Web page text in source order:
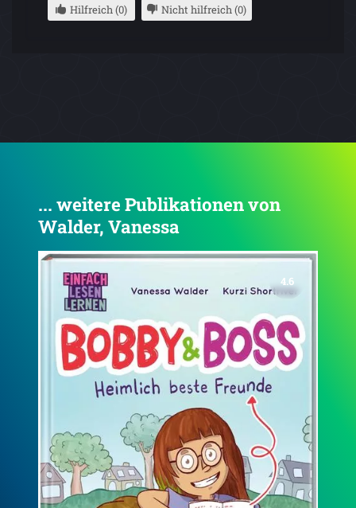
Hilfreich (0) Nicht hilfreich (0)
... weitere Publikationen von
Walder, Vanessa
4.7